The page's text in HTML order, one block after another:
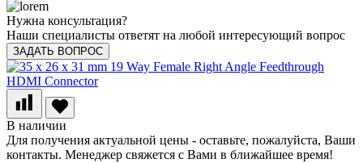
Нужна консультация?
Наши специалисты ответят на любой интересующий вопрос
ЗАДАТЬ ВОПРОС
В наличии
Для получения актуальной цены - оставьте, пожалуйста, Ваши
контакты. Менеджер свяжется с Вами в ближайшее время!